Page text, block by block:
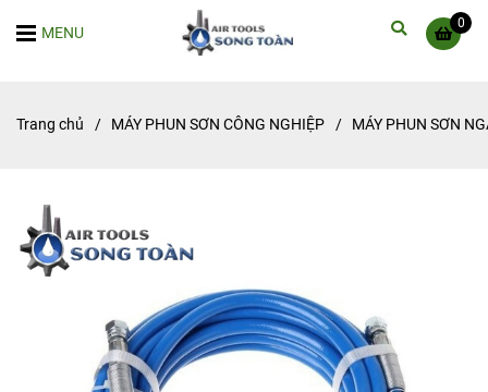
0
MENU
Trang chủ / MÁY PHUN SƠN CÔNG NGHIỆP / MÁY PHUN SƠN